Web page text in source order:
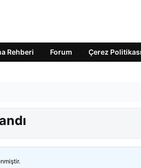
Rehberi Forum Çerez Politikası